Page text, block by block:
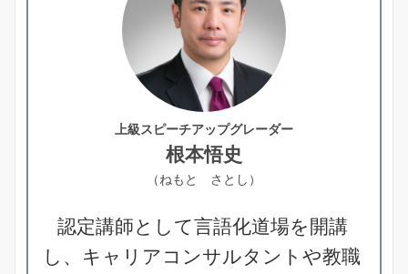
上級スピーチアップグレーダー
根本悟史
（ねもと さとし）
認定講師として言語化道場を開講
し、キャリアコンサルタントや教職